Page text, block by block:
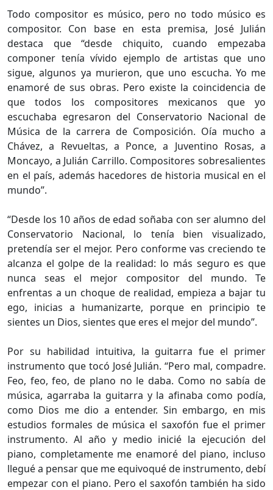
Todo compositor es músico, pero no todo músico es
compositor. Con base en esta premisa, José Julián
destaca que “desde chiquito, cuando empezaba
componer tenía vívido ejemplo de artistas que uno
sigue, algunos ya murieron, que uno escucha. Yo me
enamoré de sus obras. Pero existe la coincidencia de
que todos los compositores mexicanos que yo
escuchaba egresaron del Conservatorio Nacional de
Música de la carrera de Composición. Oía mucho a
Chávez, a Revueltas, a Ponce, a Juventino Rosas, a
Moncayo, a Julián Carrillo. Compositores sobresalientes
en el país, además hacedores de historia musical en el
mundo”.
“Desde los 10 años de edad soñaba con ser alumno del
Conservatorio Nacional, lo tenía bien visualizado,
pretendía ser el mejor. Pero conforme vas creciendo te
alcanza el golpe de la realidad: lo más seguro es que
nunca seas el mejor compositor del mundo. Te
enfrentas a un choque de realidad, empieza a bajar tu
ego, inicias a humanizarte, porque en principio te
sientes un Dios, sientes que eres el mejor del mundo”.
Por su habilidad intuitiva, la guitarra fue el primer
instrumento que tocó José Julián. “Pero mal, compadre.
Feo, feo, feo, de plano no le daba. Como no sabía de
música, agarraba la guitarra y la afinaba como podía,
como Dios me dio a entender. Sin embargo, en mis
estudios formales de música el saxofón fue el primer
instrumento. Al año y medio inicié la ejecución del
piano, completamente me enamoré del piano, incluso
llegué a pensar que me equivoqué de instrumento, debí
empezar con el piano. Pero el saxofón también ha sido